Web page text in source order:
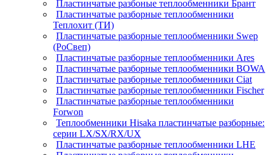
Пластинчатые разбоные теплообменники Брант
Пластинчатые разборные теплообменники
Теплохит (ТИ)
Пластинчатые разборные теплообменники Swep
(РоСвеп)
Пластинчатые разборные теплообменники Ares
Пластинчатые разборные теплообменники BOWA
Пластинчатые разборные теплообменники Ciat
Пластинчатые разборные теплообменники Fischer
Пластинчатые разборные теплообменники
Forwon
Теплообменники Hisaka пластинчатые разборные:
серии LX/SX/RX/UX
Пластинчатые разборные теплообменники LHE